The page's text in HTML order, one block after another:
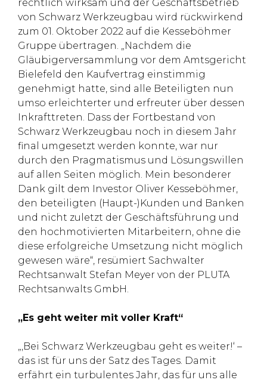
rechtlich wirksam und der Geschäftsbetrieb
von Schwarz Werkzeugbau wird rückwirkend
zum 01. Oktober 2022 auf die Kesseböhmer
Gruppe übertragen. „Nachdem die
Gläubigerversammlung vor dem Amtsgericht
Bielefeld den Kaufvertrag einstimmig
genehmigt hatte, sind alle Beteiligten nun
umso erleichterter und erfreuter über dessen
Inkrafttreten. Dass der Fortbestand von
Schwarz Werkzeugbau noch in diesem Jahr
final umgesetzt werden konnte, war nur
durch den Pragmatismus und Lösungswillen
auf allen Seiten möglich. Mein besonderer
Dank gilt dem Investor Oliver Kesseböhmer,
den beteiligten (Haupt-)Kunden und Banken
und nicht zuletzt der Geschäftsführung und
den hochmotivierten Mitarbeitern, ohne die
diese erfolgreiche Umsetzung nicht möglich
gewesen wäre“, resümiert Sachwalter
Rechtsanwalt Stefan Meyer von der PLUTA
Rechtsanwalts GmbH.
„Es geht weiter mit voller Kraft“
„‚Bei Schwarz Werkzeugbau geht es weiter!‘ –
das ist für uns der Satz des Tages. Damit
erfährt ein turbulentes Jahr, das für uns alle